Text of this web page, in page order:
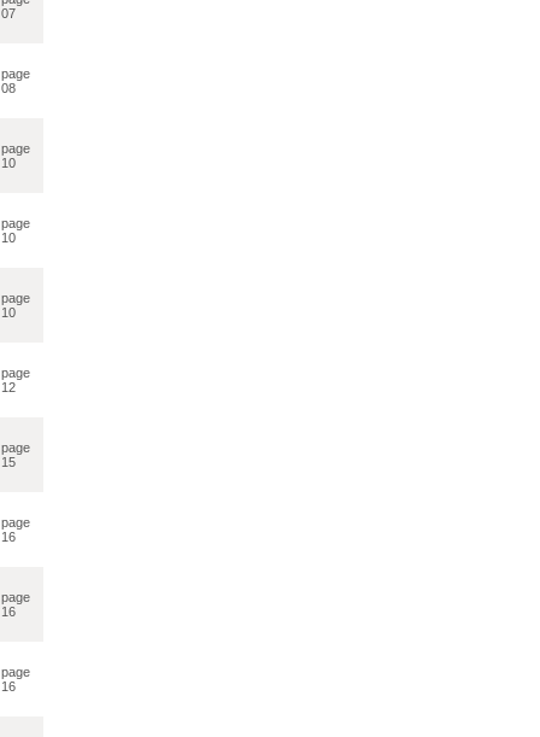
07
page
08
page
10
page
10
page
10
page
12
page
15
page
16
page
16
page
16